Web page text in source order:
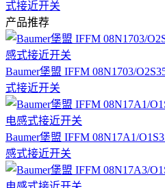
式接近开关
产品推荐
Baumer堡盟 IFFM 08N1703/
式接近开关
Baumer堡盟 IFFM 08N17A1/
感式接近开关